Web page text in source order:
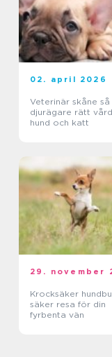
02. april 2026
Veterinär skåne så hittar
djurägare rätt
hund och katt
29. november
Krocksäker
säker resa för din
fyrbenta vän